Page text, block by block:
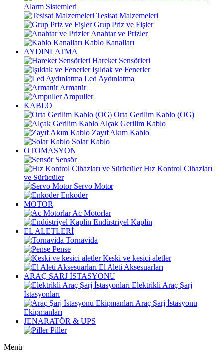
Alarm Sistemleri
Tesisat Malzemeleri
Grup Priz ve Fişler
Anahtar ve Prizler
Kablo Kanalları
AYDINLATMA
Hareket Sensörleri
Işıldak ve Fenerler
Led Aydınlatma
Armatür
Ampuller
KABLO
Orta Gerilim Kablo (OG)
Alçak Gerilim Kablo
Zayıf Akım Kablo
Solar Kablo
OTOMASYON
Sensör
Hız Kontrol Cihazları
ve Sürücüler
Servo Motor
Enkoder
MOTOR
Ac Motorlar
Endüstriyel Kaplin
EL ALETLERİ
Tornavida
Pense
Keski ve kesici aletler
El Aleti Aksesuarları
ARAÇ ŞARJ İSTASYONU
Elektrikli Araç Şarj
İstasyonları
Araç Şarj İstasyonu
Ekipmanları
JENARATÖR & UPS
Piller
Menü